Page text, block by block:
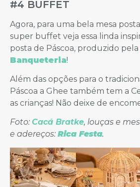
#4 BUFFET
Agora, para uma bela mesa
super buffet veja essa linda
posta de Páscoa, produzido pela
Banqueteria!
Além das opções para o
Páscoa a Ghee também tem a
as crianças! Não deixe de
Foto: Cacá Bratke, louças e
e adereços: Rica Festa.